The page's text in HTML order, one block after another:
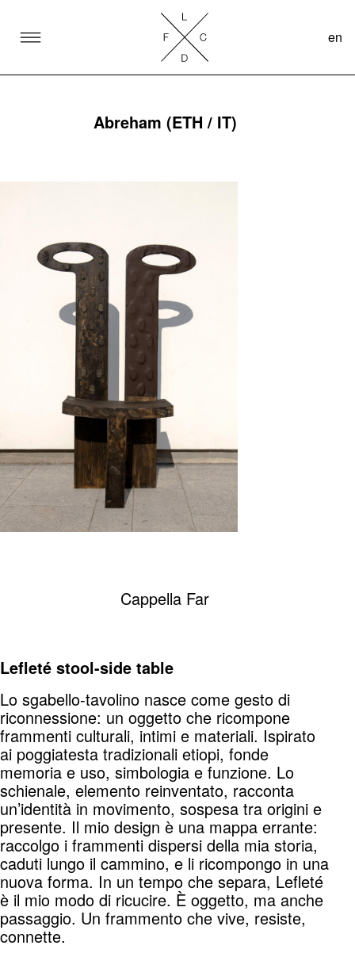
SKIP TO CONTENT
en
Abreham (ETH / IT)
Cappella Far
Lefleté stool-side table
Lo sgabello-tavolino nasce come gesto di
riconnessione: un oggetto che ricompone
frammenti culturali, intimi e materiali. Ispirato
ai poggiatesta tradizionali etiopi, fonde
memoria e uso, simbologia e funzione. Lo
schienale, elemento reinventato, racconta
un’identità in movimento, sospesa tra origini e
presente. Il mio design è una mappa errante:
raccolgo i frammenti dispersi della mia storia,
caduti lungo il cammino, e li ricompongo in una
nuova forma. In un tempo che separa, Lefleté
è il mio modo di ricucire. È oggetto, ma anche
passaggio. Un frammento che vive, resiste,
connette.